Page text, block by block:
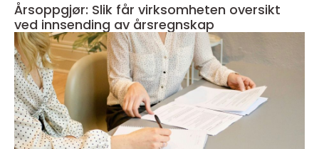
Årsoppgjør: Slik får virksomheten oversikt
ved innsending av årsregnskap